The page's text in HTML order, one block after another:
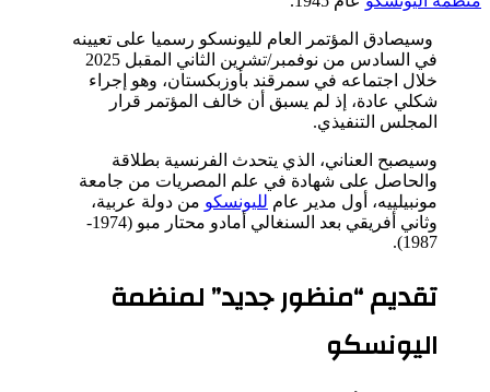
وسيصادق المؤتمر العام لليونسكو رسميا على تعيينه
في السادس من نوفمبر/تشرين الثاني المقبل 2025
خلال اجتماعه في سمرقند بأوزبكستان، وهو إجراء
شكلي عادة، إذ لم يسبق أن خالف المؤتمر قرار
المجلس التنفيذي.
وسيصبح العناني، الذي يتحدث الفرنسية بطلاقة
والحاصل على شهادة في علم المصريات من جامعة
مونبيلييه، أول مدير عام لليونسكو من دولة عربية،
وثاني أفريقي بعد السنغالي أمادو محتار مبو (1974-
1987).
تقديم “منظور جديد” لمنظمة
اليونسكو